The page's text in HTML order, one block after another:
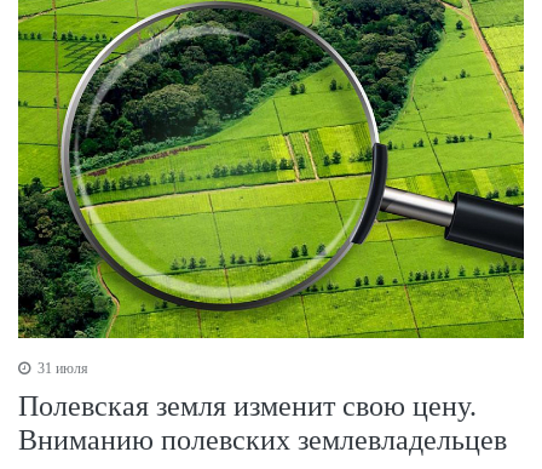
31 июля
Полевская земля изменит свою цену.
Вниманию полевских землевладельцев